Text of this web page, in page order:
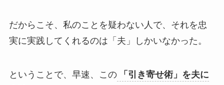
だからこそ、私のことを疑わない人で、それを忠
実に実践してくれるのは「夫」しかいなかった。
ということで、早速、この
「引き寄せ術」を夫に